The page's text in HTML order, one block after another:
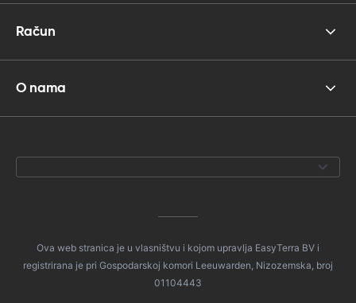
Račun
O nama
Ova web stranica je u vlasništvu i kojom upravlja EasyTerra BV i
registrirana je pri Gospodarskoj komori Leeuwarden, Nizozemska, broj
01104443